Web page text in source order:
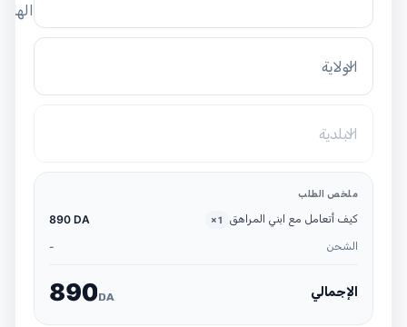
الولاية
البلدية
ملخص الطلب
كيف أتعامل مع ابني المراهق ×1
890 DA
الشحن -
الإجمالي 890DA